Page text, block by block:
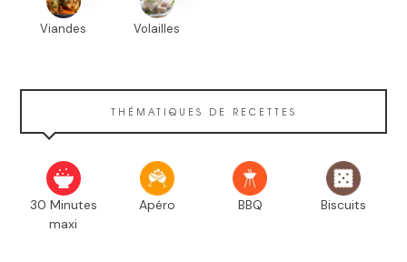
Viandes Volailles
THÉMATIQUES DE RECETTES
30 Minutes
maxi
Apéro BBQ Biscuits